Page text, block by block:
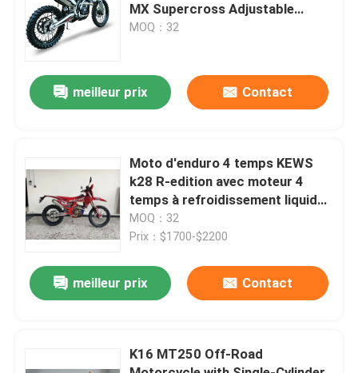
Au sujet de nous
Contrôle de qualité
Blog
4 motos d'Enduro de course
Motos de rassemblement
MX Supercross Adjustable
Shock Trail Bike Enduro for
MOQ：32
meilleur prix Contact
Moto d'enduro 4 temps KEWS
k28 R-edition avec moteur 4
temps à refroidissement liquide,
garde au sol de 300 mm et
doubles disques de grand
MOQ：32
Prix：$1700-$2200
meilleur prix Contact
K16 MT250 Off-Road